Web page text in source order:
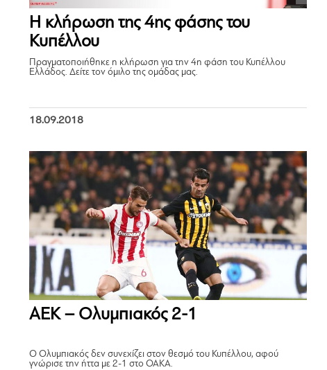
Η κλήρωση της 4ης φάσης του
Κυπέλλου
Πραγματοποιήθηκε η κλήρωση για την 4η φάση του Κυπέλλου
Ελλάδος. Δείτε τον όμιλο της ομάδας μας.
18.09.2018
ΑΕΚ – Ολυμπιακός 2-1
Ο Ολυμπιακός δεν συνεχίζει στον θεσμό του Κυπέλλου, αφού
γνώρισε την ήττα με 2-1 στο ΟΑΚΑ.